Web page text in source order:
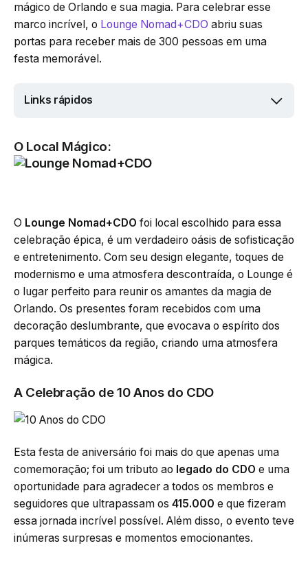
mágico de Orlando e sua magia. Para celebrar esse
marco incrível, o Lounge Nomad+CDO abriu suas
portas para receber mais de 300 pessoas em uma
festa memorável.
Links rápidos
O Local Mágico:
O Lounge Nomad+CDO foi local escolhido para essa
celebração épica, é um verdadeiro oásis de sofisticação
e entretenimento. Com seu design elegante, toques de
modernismo e uma atmosfera descontraída, o Lounge é
o lugar perfeito para reunir os amantes da magia de
Orlando. Os presentes foram recebidos com uma
decoração deslumbrante, que evocava o espírito dos
parques temáticos da região, criando uma atmosfera
mágica.
A Celebração de 10 Anos do CDO
Esta festa de aniversário foi mais do que apenas uma
comemoração; foi um tributo ao legado do CDO e uma
oportunidade para agradecer a todos os membros e
seguidores que ultrapassam os 415.000 e que fizeram
essa jornada incrível possível. Além disso, o evento teve
inúmeras surpresas e momentos emocionantes.